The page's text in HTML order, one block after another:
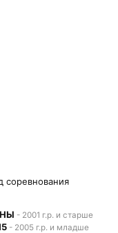
соревнования
- 2001 г.р. и старше
- 2005 г.р. и младше